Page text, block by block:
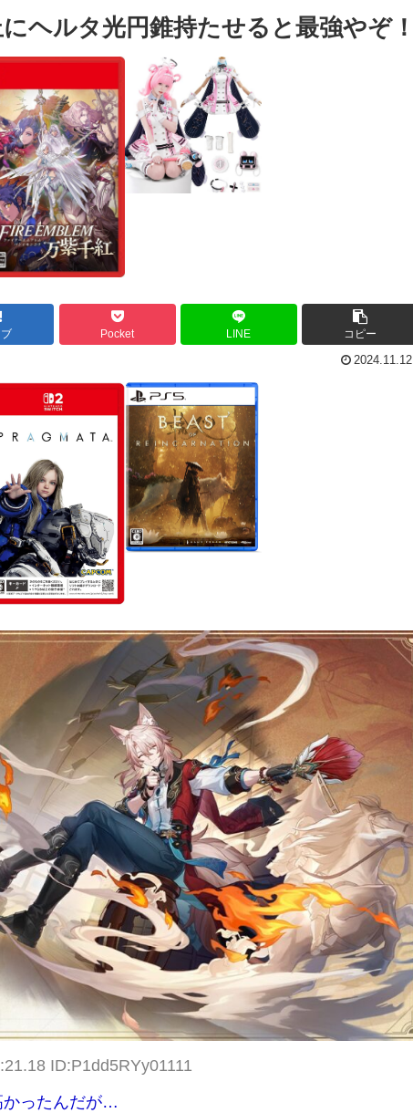
ヘルタ光円錐持たせると最強やぞ！
Pocket LINE コピー
2024.11.12
ID:P1dd5RYy01111
かったんだが…